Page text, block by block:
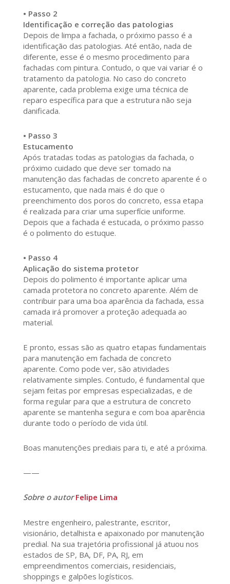
• Passo 2
Identificação e correção das patologias
Depois de limpa a fachada, o próximo passo é a
identificação das patologias. Até então, nada de
diferente, esse é o mesmo procedimento para
fachadas com pintura. Contudo, o que vai variar é o
tratamento da patologia. No caso do concreto
aparente, cada problema exige uma técnica de
reparo específica para que a estrutura não seja
danificada.
• Passo 3
Estucamento
Após tratadas todas as patologias da fachada, o
próximo cuidado que deve ser tomado na
manutenção das fachadas de concreto aparente é o
estucamento, que nada mais é do que o
preenchimento dos poros do concreto, essa etapa
é realizada para criar uma superfície uniforme.
Depois que a fachada é estucada, o próximo passo
é o polimento do estuque.
• Passo 4
Aplicação do sistema protetor
Depois do polimento é importante aplicar uma
camada protetora no concreto aparente. Além de
contribuir para uma boa aparência da fachada, essa
camada irá promover a proteção adequada ao
material.
E pronto, essas são as quatro etapas fundamentais
para manutenção em fachada de concreto
aparente. Como pode ver, são atividades
relativamente simples. Contudo, é fundamental que
sejam feitas por empresas especializadas, e de
forma regular para que a estrutura de concreto
aparente se mantenha segura e com boa aparência
durante todo o período de vida útil.
Boas manutenções prediais para ti, e até a próxima.
——
Sobre o autorFelipe Lima
Mestre engenheiro, palestrante, escritor,
visionário, detalhista e apaixonado por manutenção
predial. Na sua trajetória profissional já atuou nos
estados de SP, BA, DF, PA, RJ, em
empreendimentos comerciais, residenciais,
shoppings e galpões logísticos.